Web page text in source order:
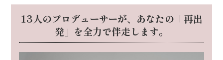
13人のプロデューサーが、 あなたの「再出
発」を全力で伴走します。